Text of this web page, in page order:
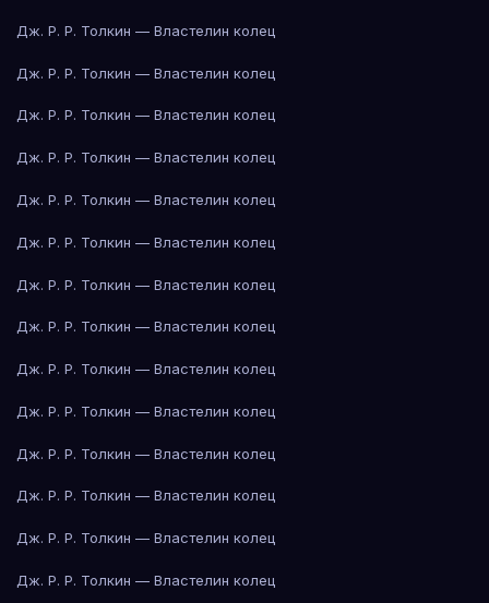
Дж. Р. Р. Толкин — Властелин колец
Дж. Р. Р. Толкин — Властелин колец
Дж. Р. Р. Толкин — Властелин колец
Дж. Р. Р. Толкин — Властелин колец
Дж. Р. Р. Толкин — Властелин колец
Дж. Р. Р. Толкин — Властелин колец
Дж. Р. Р. Толкин — Властелин колец
Дж. Р. Р. Толкин — Властелин колец
Дж. Р. Р. Толкин — Властелин колец
Дж. Р. Р. Толкин — Властелин колец
Дж. Р. Р. Толкин — Властелин колец
Дж. Р. Р. Толкин — Властелин колец
Дж. Р. Р. Толкин — Властелин колец
Дж. Р. Р. Толкин — Властелин колец